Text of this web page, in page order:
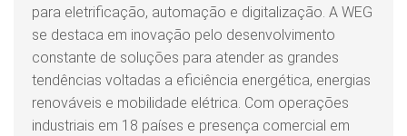
para eletrificação, automação e digitalização. A WEG
se destaca em inovação pelo desenvolvimento
constante de soluções para atender as grandes
tendências voltadas a eficiência energética, energias
renováveis e mobilidade elétrica. Com operações
industriais em 18 países e presença comercial em